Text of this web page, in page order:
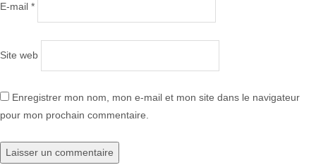
E-mail *
Site web
Enregistrer mon nom, mon e-mail et mon site dans le navigateur
pour mon prochain commentaire.